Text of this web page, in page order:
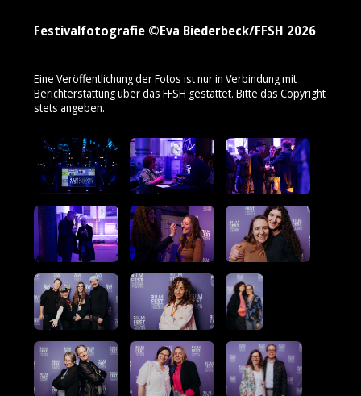
Festivalfotografie ©Eva Biederbeck/FFSH 2026
Eine Veröffentlichung der Fotos ist nur in Verbindung mit
Berichterstattung über das FFSH gestattet. Bitte das Copyright
stets angeben.